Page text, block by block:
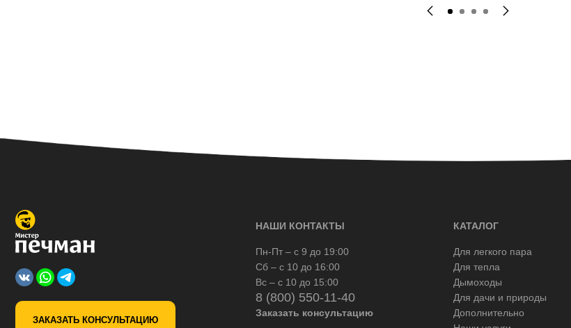
ЗАКАЗАТЬ КОНСУЛЬТАЦИЮ
НАШИ КОНТАКТЫ
Пн-Пт – с 9 до 19:00
Сб – с 10 до 16:00
Вс – с 10 до 15:00
8 (800) 550-11-40
Заказать консультацию
КАТАЛОГ
Для легкого пара
Для тепла
Дымоходы
Для дачи и природы
Дополнительно